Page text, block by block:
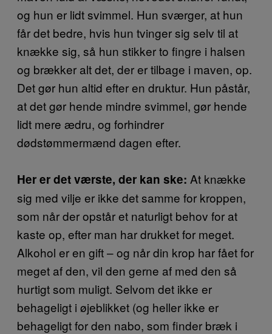
og hun er lidt svimmel. Hun sværger, at hun
får det bedre, hvis hun tvinger sig selv til at
knække sig, så hun stikker to fingre i halsen
og brækker alt det, der er tilbage i maven, op.
Det gør hun altid efter en druktur. Hun påstår,
at det gør hende mindre svimmel, gør hende
lidt mere ædru, og forhindrer
dødstømmermænd dagen efter.
Her er det værste, der kan ske: At knække
sig med vilje er ikke det samme for kroppen,
som når der opstår et naturligt behov for at
kaste op, efter man har drukket for meget.
Alkohol er en gift – og når din krop har fået for
meget af den, vil den gerne af med den så
hurtigt som muligt. Selvom det ikke er
behageligt i øjeblikket (og heller ikke er
behageligt for den nabo, som finder bræk i